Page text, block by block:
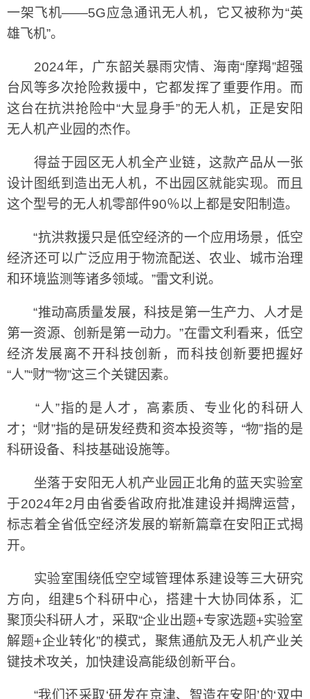
一架飞机——5G应急通讯无人机，它又被称为“英
雄飞机”。
2024年，广东韶关暴雨灾情、海南“摩羯”超强
台风等多次抢险救援中，它都发挥了重要作用。而
这台在抗洪抢险中“大显身手”的无人机，正是安阳
无人机产业园的杰作。
得益于园区无人机全产业链，这款产品从一张
设计图纸到造出无人机，不出园区就能实现。而且
这个型号的无人机零部件90％以上都是安阳制造。
“抗洪救援只是低空经济的一个应用场景，低空
经济还可以广泛应用于物流配送、农业、城市治理
和环境监测等诸多领域。”雷文利说。
“推动高质量发展，科技是第一生产力、人才是
第一资源、创新是第一动力。”在雷文利看来，低空
经济发展离不开科技创新，而科技创新要把握好
“人”“财”“物”这三个关键因素。
“人”指的是人才，高素质、专业化的科研人
才；“财”指的是研发经费和资本投资等，“物”指的是
科研设备、科技基础设施等。
坐落于安阳无人机产业园正北角的蓝天实验室
于2024年2月由省委省政府批准建设并揭牌运营，
标志着全省低空经济发展的崭新篇章在安阳正式揭
开。
实验室围绕低空空域管理体系建设等三大研究
方向，组建5个科研中心，搭建十大协同体系，汇
聚顶尖科研人才，采取“企业出题+专家选题+实验室
解题+企业转化”的模式，聚焦通航及无人机产业关
键技术攻关，加快建设高能级创新平台。
“我们还采取‘研发在京津、智造在安阳’的‘双中